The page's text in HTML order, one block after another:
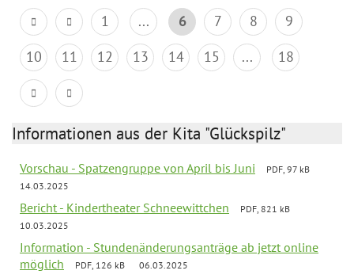
1 ... 6 7 8
9
10
11 12 13 14 15 ... 18
Informationen aus der Kita "Glückspilz"
Vorschau - Spatzengruppe von April bis Juni
PDF, 97 kB
14.03.2025
Bericht - Kindertheater Schneewittchen
PDF, 821 kB
10.03.2025
Information - Stundenänderungsanträge ab jetzt online
möglich
PDF, 126 kB 06.03.2025